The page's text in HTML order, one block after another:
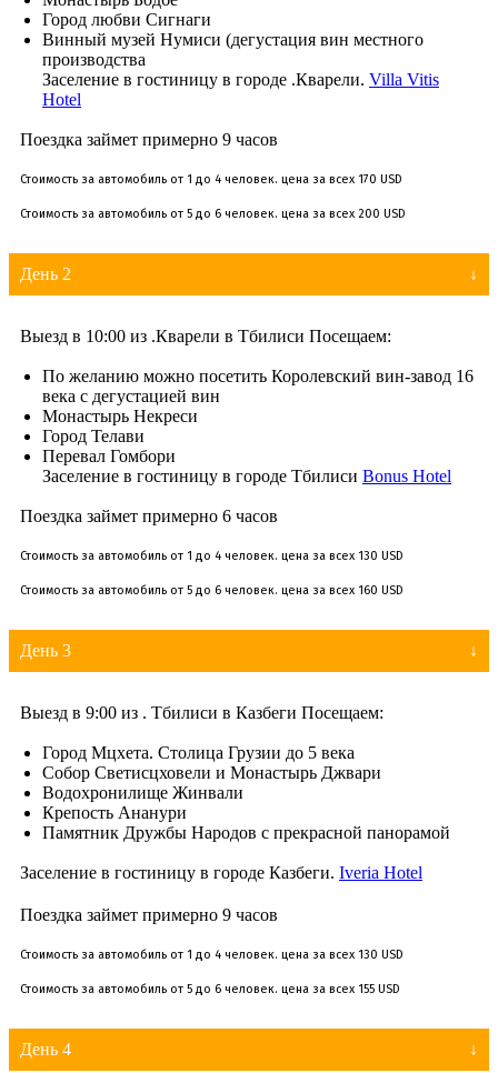
Город любви Сигнаги
Винный музей Нумиси (дегустация вин местного
производства
Заселение в гостиницу в городе .Кварели. Villa Vitis
Hotel
Поездка займет примерно 9 часов
Стоимость за автомобиль от 1 до 4 человек. цена за всех 170 USD
Стоимость за автомобиль от 5 до 6 человек. цена за всех 200 USD
День 2
Выезд в 10:00 из .Кварели в Тбилиси Посещаем:
По желанию можно посетить Королевский вин-завод 16
века с дегустацией вин
Монастырь Некреси
Город Телави
Перевал Гомбори
Заселение в гостиницу в городе Тбилиси Bonus Hotel
Поездка займет примерно 6 часов
Стоимость за автомобиль от 1 до 4 человек. цена за всех 130 USD
Стоимость за автомобиль от 5 до 6 человек. цена за всех 160 USD
День 3
Выезд в 9:00 из . Тбилиси в Казбеги Посещаем:
Город Мцхета. Столица Грузии до 5 века
Собор Светисцховели и Монастырь Джвари
Водохронилище Жинвали
Крепость Ананури
Памятник Дружбы Народов с прекрасной панорамой
Заселение в гостиницу в городе Казбеги. Iveria Hotel
Поездка займет примерно 9 часов
Стоимость за автомобиль от 1 до 4 человек. цена за всех 130 USD
Стоимость за автомобиль от 5 до 6 человек. цена за всех 155 USD
День 4